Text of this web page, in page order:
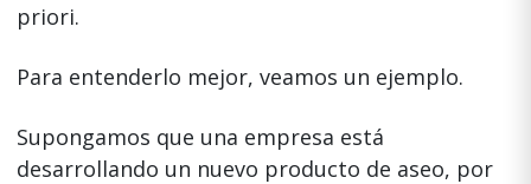
priori.
Para entenderlo mejor, veamos un ejemplo.
Supongamos que una empresa está
desarrollando un nuevo producto de aseo, por